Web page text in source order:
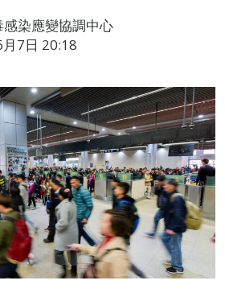
染應變協調中心
7日 20:18